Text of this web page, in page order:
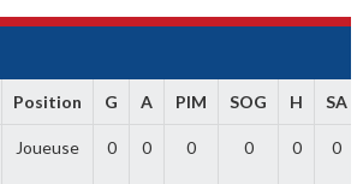
Position G A PIM SOG H SA
Joueuse 0 0 0 0 0 0